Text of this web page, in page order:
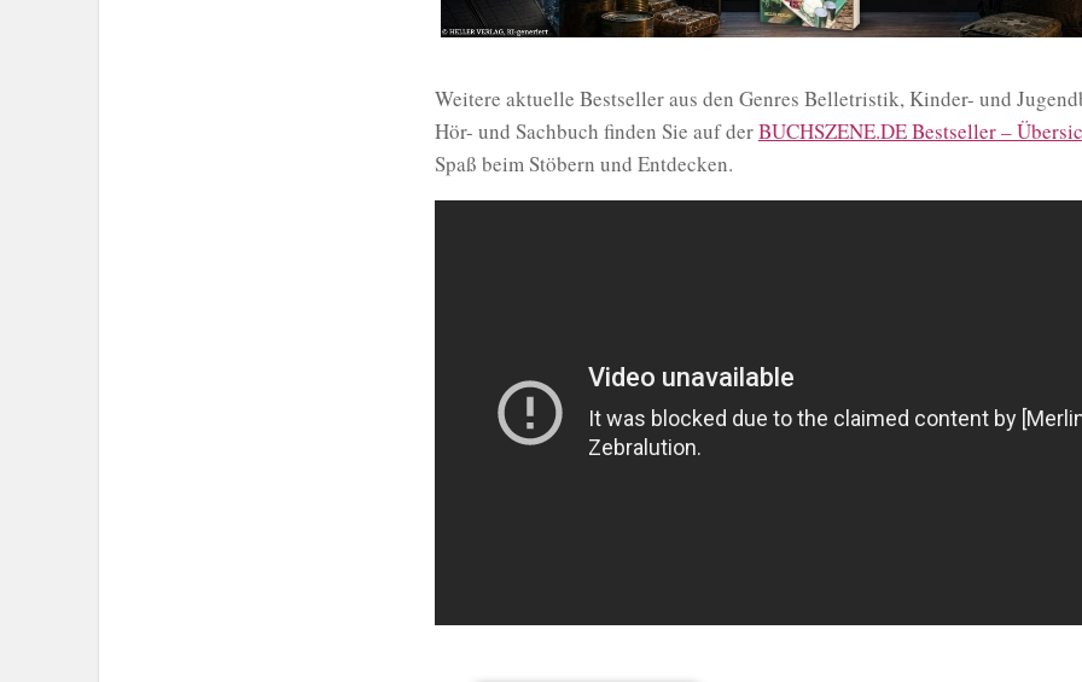
Weitere aktuelle Bestseller aus den Genres Belletristik, Kinder- und
Hör- und Sachbuch finden Sie auf derBUCHSZENE.DE Bestseller –
Spaß beim Stöbern und Entdecken.